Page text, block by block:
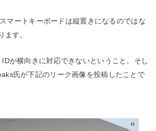
マートキーボードは縦置きになるのではな
ます。
が横向きに対応できないということ。そし
氏が下記のリーク画像を投稿したことで